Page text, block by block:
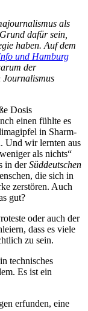
als
dafür sein,
haben. Auf dem
und Hamburg
der
Journalismus
Dosis
einen fühlte es
in Sharm-
Und wir lernten aus
als nichts“
in derSüddeutschen
die sich in
zerstören. Auch
gut?
oder auch der
dass es viele
zu sein.
technisches
Es ist ein
erfunden, eine